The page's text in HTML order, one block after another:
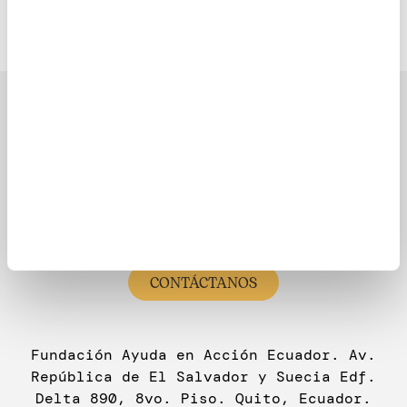
CONTÁCTANOS
Fundación Ayuda en Acción Ecuador. Av.
República de El Salvador y Suecia Edf.
Delta 890, 8vo. Piso. Quito, Ecuador.